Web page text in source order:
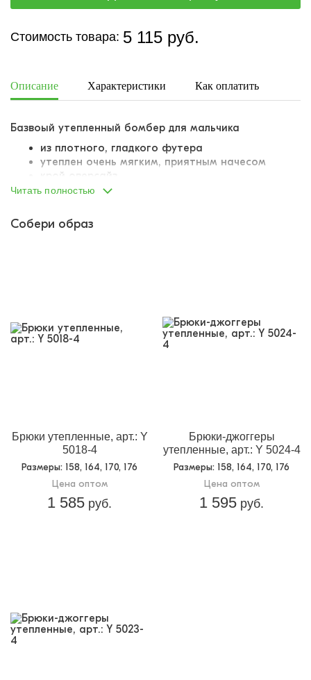
Стоимость товара: 5 115 руб.
Описание Характеристики Как оплатить
Базвоый утепленный бомбер для мальчика
из плотного, гладкого футера
утеплен очень мягким, приятным начесом
крой оверсайз
слегка опущенная линия плеча
молнию
горловина, манжеты и низ вывязаны резинками,
вписать в школьную форму, надев в качестве
второго слоя
Читать полностью
Собери образ
Брюки утепленные, арт.: Y
5018-4
Размеры: 158, 164, 170, 176
Цена оптом
1 585 руб.
Брюки-джоггеры
утепленные, арт.: Y 5024-4
Размеры: 158, 164, 170, 176
Цена оптом
1 595 руб.